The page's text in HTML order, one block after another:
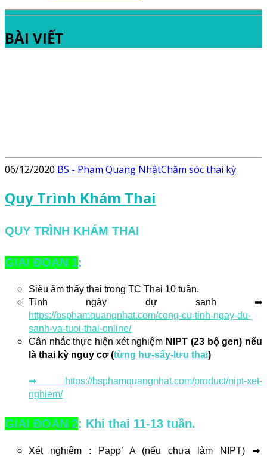
BÀI VIẾT
06/12/2020 BS - Phạm Quang NhậtChăm sóc thai kỳ
Quy Trình Khám Thai
QUY TRÌNH KHÁM THAI
GIAI ĐOẠN 1:
Siêu âm thấy thai trong TC Thai 10 tuần.
https://bsphamquangnhat.com/cong-cu-tinh-ngay-du-
sanh-va-tuoi-thai-online/
Cân nhắc thực hiện xét nghiệm NIPT (23 bộ gen) nếu
là thai kỳ nguy cơ (từng hư-sẩy-lưu thai)
➡
https://bsphamquangnhat.com/product/nipt-xet-
nghiem/
GIAI ĐOẠN 2: Khi thai 11-13 tuần.
Xét nghiệm : Papp’ A (nếu chưa làm NIPT) ➡